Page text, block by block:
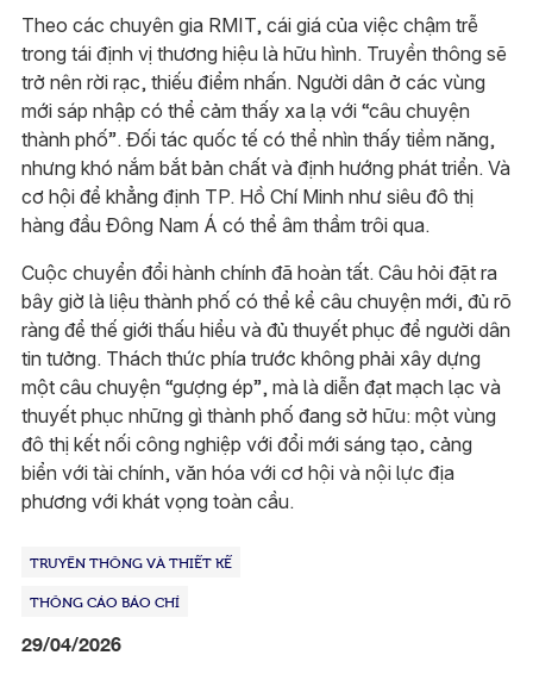
Theo các chuyên gia RMIT, cái giá của việc chậm trễ
trong tái định vị thương hiệu là hữu hình. Truyền thông sẽ
trở nên rời rạc, thiếu điểm nhấn. Người dân ở các vùng
mới sáp nhập có thể cảm thấy xa lạ với “câu chuyện
thành phố”. Đối tác quốc tế có thể nhìn thấy tiềm năng,
nhưng khó nắm bắt bản chất và định hướng phát triển. Và
cơ hội để khẳng định TP. Hồ Chí Minh như siêu đô thị
hàng đầu Đông Nam Á có thể âm thầm trôi qua.
Cuộc chuyển đổi hành chính đã hoàn tất. Câu hỏi đặt ra
bây giờ là liệu thành phố có thể kể câu chuyện mới, đủ rõ
ràng để thế giới thấu hiểu và đủ thuyết phục để người dân
tin tưởng. Thách thức phía trước không phải xây dựng
một câu chuyện “gượng ép”, mà là diễn đạt mạch lạc và
thuyết phục những gì thành phố đang sở hữu: một vùng
đô thị kết nối công nghiệp với đổi mới sáng tạo, cảng
biển với tài chính, văn hóa với cơ hội và nội lực địa
phương với khát vọng toàn cầu.
TRUYỀN THÔNG VÀ THIẾT KẾ
THÔNG CÁO BÁO CHÍ
29/04/2026